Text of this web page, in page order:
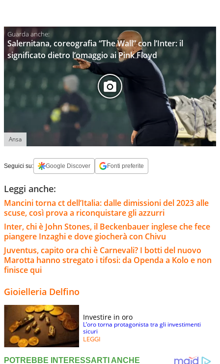
Salernitana, coreografia “The Wall” con l’Inter: il
significato dietro l’omaggio ai Pink Floyd
Ansa
Seguici su: Google Discover Fonti preferite
Leggi anche:
Mancini torna ct dell’Italia: dalle dimissioni del 2023 alle
scuse, così prova a riconquistare gli azzurri
Inter, chi è John Stones, il Beckenbauer inglese che fece
piangere Inzaghi e dove giocherà con Chivu
Juventus, capito ora chi è Carnevali? I botti del nuovo
Marotta hanno stregato i tifosi: da Openda a Kolo e non
finisce qui
Gioielleria Delfino
Investire in oro
L’oro torna protagonista tra gli investimenti
sicuri
LEGGI